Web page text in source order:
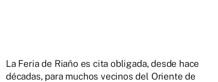
La Feria de Riaño es cita obligada, desde hace
décadas, para muchos vecinos del Oriente de